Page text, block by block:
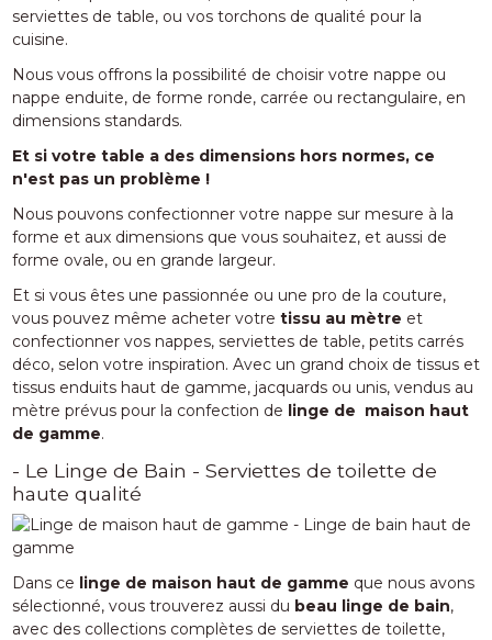
serviettes de table, ou vos torchons de qualité pour la
cuisine.
Nous vous offrons la possibilité de choisir votre nappe ou
nappe enduite, de forme ronde, carrée ou rectangulaire, en
dimensions standards.
Et si votre table a des dimensions hors normes, ce
n'est pas un problème !
Nous pouvons confectionner votre nappe sur mesure à la
forme et aux dimensions que vous souhaitez, et aussi de
forme ovale, ou en grande largeur.
Et si vous êtes une passionnée ou une pro de la couture,
vous pouvez même acheter votre tissu au mètre et
confectionner vos nappes, serviettes de table, petits carrés
déco, selon votre inspiration. Avec un grand choix de tissus et
tissus enduits haut de gamme, jacquards ou unis, vendus au
mètre prévus pour la confection de linge de maison haut
de gamme.
- Le Linge de Bain - Serviettes de toilette de
haute qualité
Dans ce linge de maison haut de gamme que nous avons
sélectionné, vous trouverez aussi du beau linge de bain,
avec des collections complètes de serviettes de toilette,